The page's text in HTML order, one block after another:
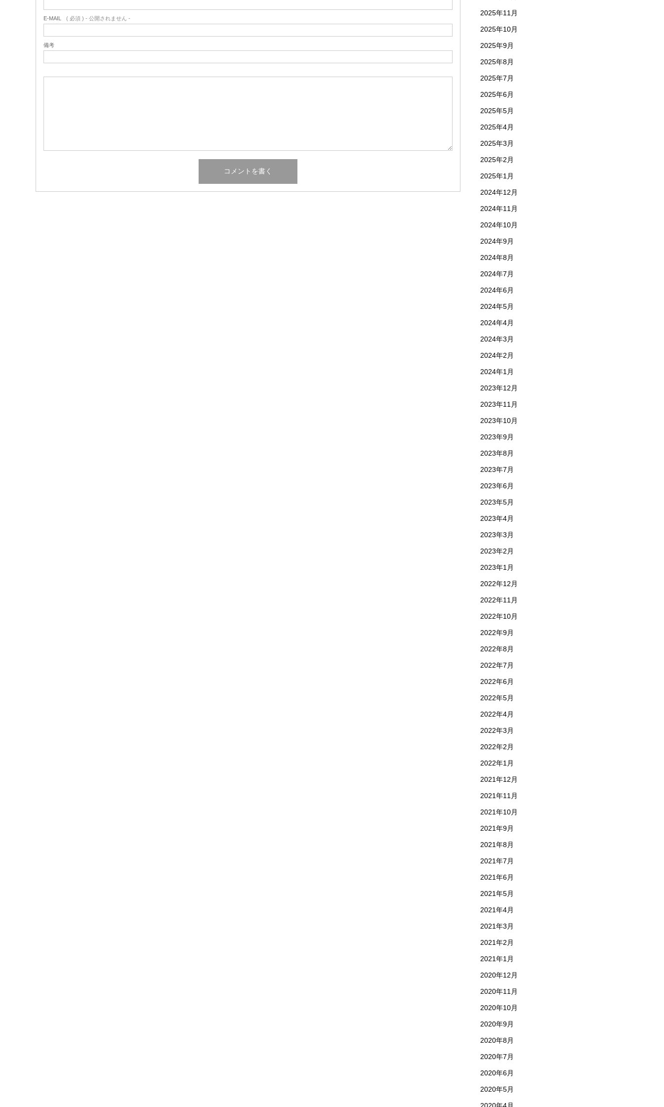
E-MAIL ( 必須 ) - 公開されません -
備考
2025年11月
2025年10月
2025年9月
2025年8月
2025年7月
2025年6月
2025年5月
2025年4月
2025年3月
2025年2月
2025年1月
2024年12月
2024年11月
2024年10月
2024年9月
2024年8月
2024年7月
2024年6月
2024年5月
2024年4月
2024年3月
2024年2月
2024年1月
2023年12月
2023年11月
2023年10月
2023年9月
2023年8月
2023年7月
2023年6月
2023年5月
2023年4月
2023年3月
2023年2月
2023年1月
2022年12月
2022年11月
2022年10月
2022年9月
2022年8月
2022年7月
2022年6月
2022年5月
2022年4月
2022年3月
2022年2月
2022年1月
2021年12月
2021年11月
2021年10月
2021年9月
2021年8月
2021年7月
2021年6月
2021年5月
2021年4月
2021年3月
2021年2月
2021年1月
2020年12月
2020年11月
2020年10月
2020年9月
2020年8月
2020年7月
2020年6月
2020年5月